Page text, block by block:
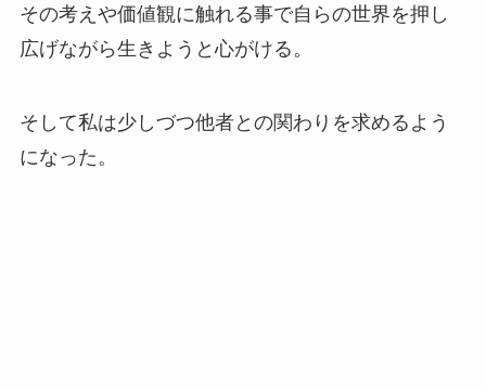
その考えや価値観に触れる事で自らの世界を押し
広げながら生きようと心がける。
そして私は少しづつ他者との関わりを求めるよう
になった。